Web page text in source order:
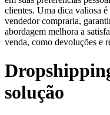
clientes. Uma dica valiosa
vendedor compraria,
abordagem melhora a
venda, como devoluções e
solução